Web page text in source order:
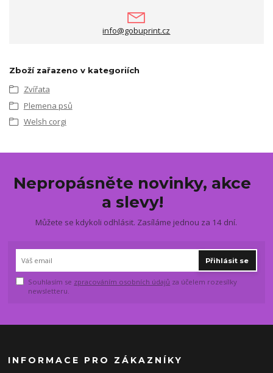
info@gobuprint.cz
Zboží zařazeno v kategoriích
Zvířata
Plemena psů
Welsh corgi
Nepropásněte novinky, akce
a slevy!
Můžete se kdykoli odhlásit. Zasíláme jednou za 14 dní.
Přihlásit se
Souhlasím se zpracováním osobních údajů za účelem rozesílky
newsletteru.
INFORMACE PRO ZÁKAZNÍKY